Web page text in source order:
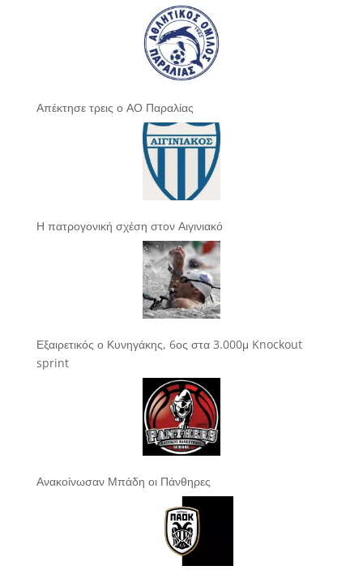
Απέκτησε τρεις ο ΑΟ Παραλίας
Η πατρογονική σχέση στον Αιγινιακό
Εξαιρετικός ο Κυνηγάκης, 6ος στα 3.000μ Knockout
sprint
Ανακοίνωσαν Μπάδη οι Πάνθηρες